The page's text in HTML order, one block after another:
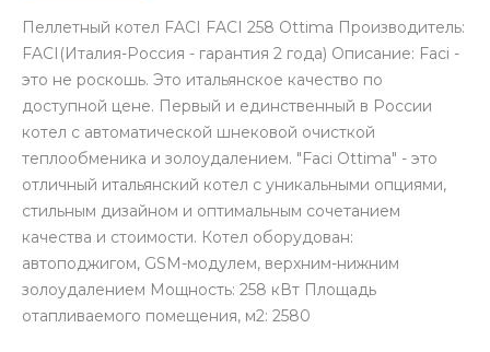
Пеллетный котел FACI FACI 258 Ottima Производитель:
FACI(Италия-Россия - гарантия 2 года) Описание: Faci -
это не роскошь. Это итальянское качество по
доступной цене. Первый и единственный в России
котел с автоматической шнековой очисткой
теплообменика и золоудалением. "Faci Ottima" - это
отличный итальянский котел с уникальными опциями,
стильным дизайном и оптимальным сочетанием
качества и стоимости. Котел оборудован:
автоподжигом, GSM-модулем, верхним-нижним
золоудалением Мощность: 258 кВт Площадь
отапливаемого помещения, м2: 2580